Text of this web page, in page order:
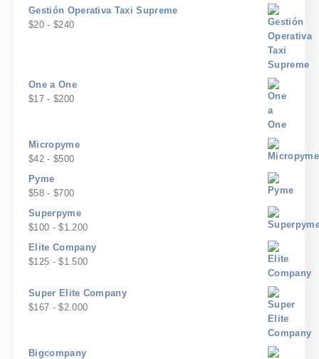
$10
hasta
Gestión Operativa Taxi Supreme
$20 - $240Rango
$20
hasta
One a One
$17 - $200Rango
desde
$17
Micropyme
$42 - $500Rango
$42
hasta
$500
Pyme
$58 - $700Rango
$58
hasta
Superpyme
$100 - $1.200Rango
precios:
hasta
$1.200
Elite Company
$125 - $1.500Rango
precios:
desde
Super Elite Company
$167 - $2.000Rango
Bigcompany